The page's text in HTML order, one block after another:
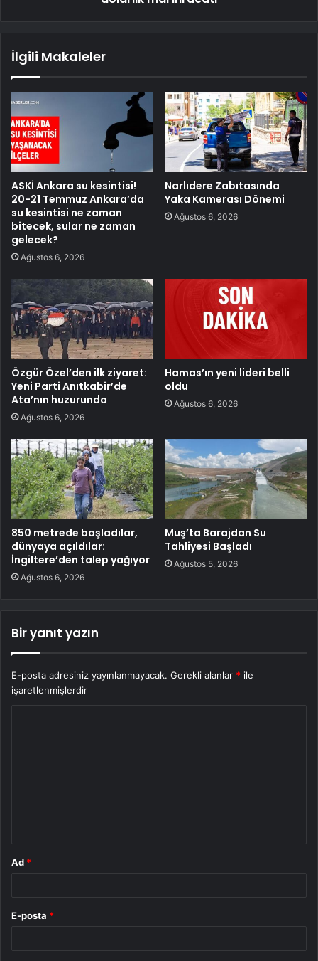
İlgili Makaleler
ASKİ Ankara su kesintisi!
20-21 Temmuz Ankara’da
su kesintisi ne zaman
bitecek, sular ne zaman
gelecek?
Ağustos 6, 2026
Narlıdere Zabıtasında
Yaka Kamerası Dönemi
Ağustos 6, 2026
Özgür Özel’den ilk ziyaret:
Yeni Parti Anıtkabir’de
Ata’nın huzurunda
Ağustos 6, 2026
Hamas’ın yeni lideri belli
oldu
Ağustos 6, 2026
850 metrede başladılar,
dünyaya açıldılar:
İngiltere’den talep yağıyor
Ağustos 6, 2026
Muş’ta Barajdan Su
Tahliyesi Başladı
Ağustos 5, 2026
Bir yanıt yazın
E-posta adresiniz yayınlanmayacak. Gerekli alanlar * ile
işaretlenmişlerdir
Ad *
E-posta *